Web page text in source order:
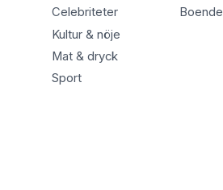
Celebriteter
Kultur & nöje
Mat & dryck
Sport
Boende